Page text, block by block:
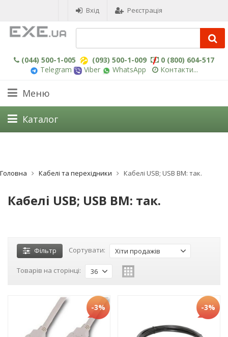
Вхід Реєстрація
(044) 500-1-005 (093) 500-1-009
0 (800) 604-517
Telegram
Viber WhatsApp Контакти...
Меню
Каталог
Головна Кабелі та перехідники Кабелі USB; USB BM: так.
Кабелі USB; USB BM: так.
Фільтр Сортувати: Хіти продажів
Товарів на сторінці: 36
-3% -3%